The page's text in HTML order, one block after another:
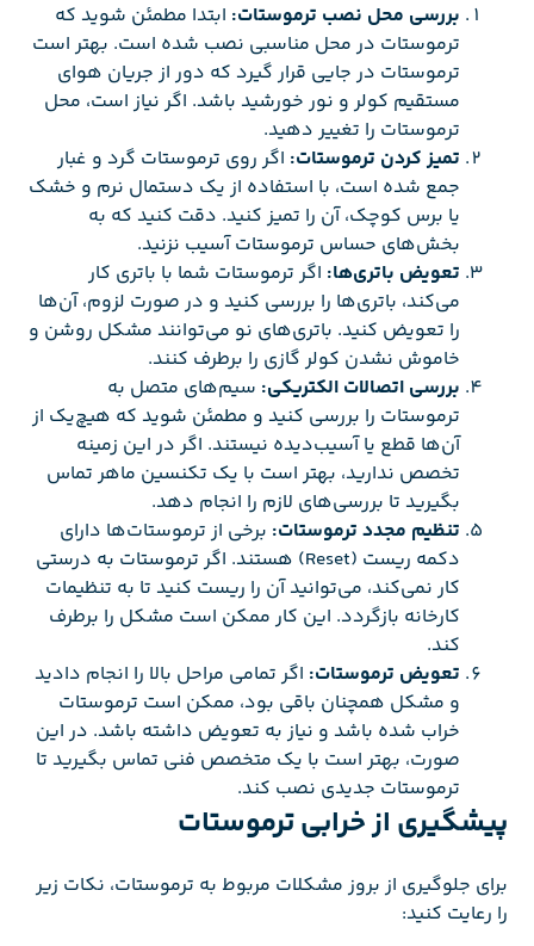
بررسی محل نصب ترموستات: ابتدا مطمئن شوید که
ترموستات در محل مناسبی نصب شده است. بهتر است
ترموستات در جایی قرار گیرد که دور از جریان هوای
مستقیم کولر و نور خورشید باشد. اگر نیاز است، محل
ترموستات را تغییر دهید.
تمیز کردن ترموستات: اگر روی ترموستات گرد و غبار
جمع شده است، با استفاده از یک دستمال نرم و خشک
یا برس کوچک، آن را تمیز کنید. دقت کنید که به
بخش‌های حساس ترموستات آسیب نزنید.
تعویض باتری‌ها: اگر ترموستات شما با باتری کار
می‌کند، باتری‌ها را بررسی کنید و در صورت لزوم، آن‌ها
را تعویض کنید. باتری‌های نو می‌توانند مشکل روشن و
خاموش نشدن کولر گازی را برطرف کنند.
بررسی اتصالات الکتریکی: سیم‌های متصل به
ترموستات را بررسی کنید و مطمئن شوید که هیچ‌یک از
آن‌ها قطع یا آسیب‌دیده نیستند. اگر در این زمینه
تخصص ندارید، بهتر است با یک تکنسین ماهر تماس
بگیرید تا بررسی‌های لازم را انجام دهد.
تنظیم مجدد ترموستات: برخی از ترموستات‌ها دارای
دکمه ریست (Reset) هستند. اگر ترموستات به درستی
کار نمی‌کند، می‌توانید آن را ریست کنید تا به تنظیمات
کارخانه بازگردد. این کار ممکن است مشکل را برطرف
کند.
تعویض ترموستات: اگر تمامی مراحل بالا را انجام دادید
و مشکل همچنان باقی بود، ممکن است ترموستات
خراب شده باشد و نیاز به تعویض داشته باشد. در این
صورت، بهتر است با یک متخصص فنی تماس بگیرید تا
ترموستات جدیدی نصب کند.
پیشگیری از خرابی ترموستات
برای جلوگیری از بروز مشکلات مربوط به ترموستات، نکات زیر
را رعایت کنید: